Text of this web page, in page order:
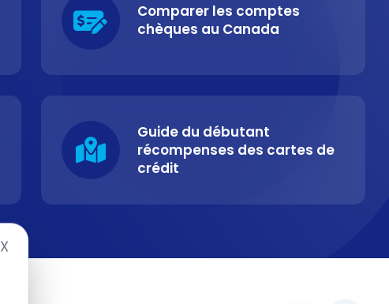
XMasquer le bandeau des cookies
Comparer les comptes
chèques au Canada
Guide du débutant
récompenses des cartes de
crédit